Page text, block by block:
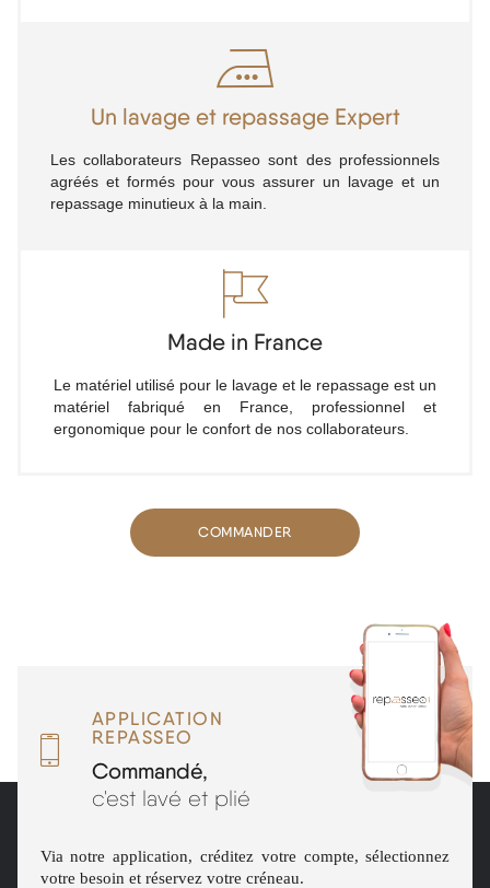
Un lavage et repassage Expert
Les collaborateurs Repasseo sont des professionnels
agréés et formés pour vous assurer un lavage et un
repassage minutieux à la main.
Made in France
Le matériel utilisé pour le lavage et le repassage est un
matériel fabriqué en France, professionnel et
ergonomique pour le confort de nos collaborateurs.
COMMANDER
APPLICATION
REPASSEO
Commandé,
c'est lavé et plié
Via notre application, créditez votre compte, sélectionnez
votre besoin et réservez votre créneau.